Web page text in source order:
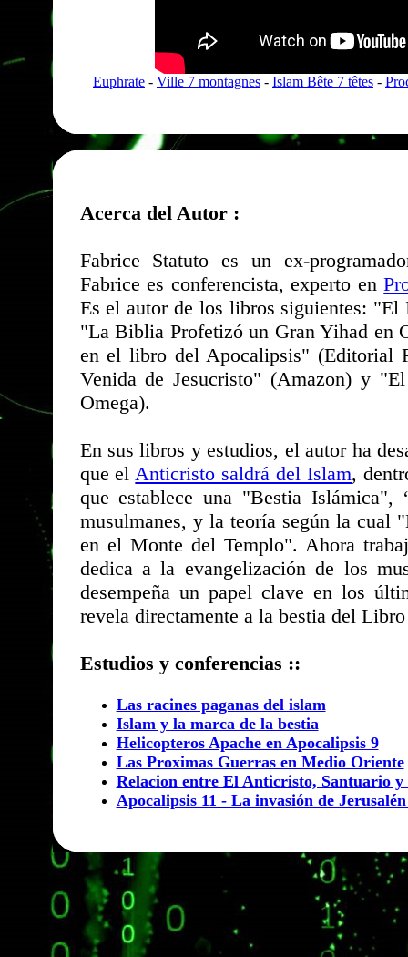
Euphrate - Ville 7 montagnes - Islam Bête 7 têtes -
Acerca del Autor :
Fabrice Statuto es un ex-
Fabrice es conferencista, experto en
Es el autor de los libros siguientes:
"La Biblia Profetizó un Gran Yihad en
en el libro del Apocalipsis" (Editorial
Venida de Jesucristo" (Amazon) y
Omega).
En sus libros y estudios, el autor ha
que elAnticristo saldrá del Islam,
que establece una "Bestia Islámica",
musulmanes, y la teoría según la cual
en el Monte del Templo". Ahora
dedica a la evangelización de los
desempeña un papel clave en los
revela directamente a la bestia del
Estudios y conferencias ::
Las racines paganas del islam
Islam y la marca de la bestia
Helicopteros Apache en Apocalipsis 9
Las Proximas Guerras en Medio Oriente
Relacion entre El Anticristo, Santuario
Apocalipsis 11 - La invasión de